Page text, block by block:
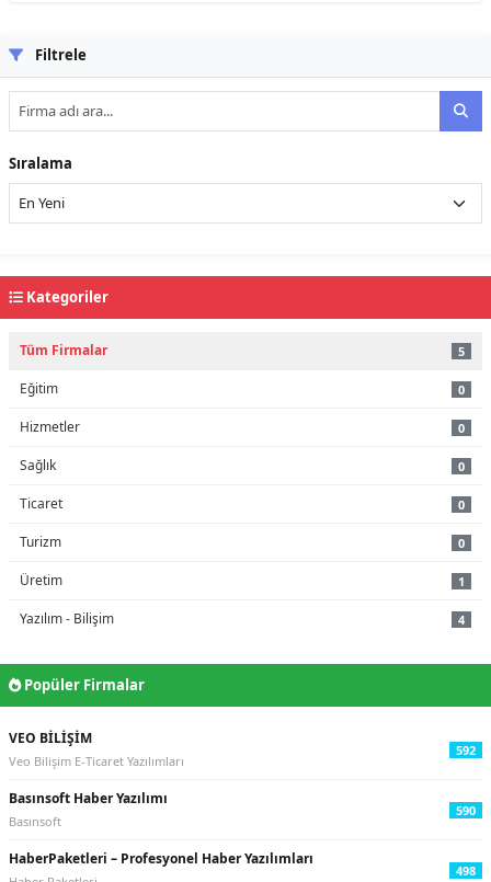
Filtrele
Sıralama
Kategoriler
Tüm Firmalar 5
Eğitim 0
Hizmetler 0
Sağlık 0
Ticaret 0
Turizm 0
Üretim 1
Yazılım - Bilişim 4
Popüler Firmalar
VEO BİLİŞİM
Veo Bilişim E-Ticaret Yazılımları
592
Basınsoft Haber Yazılımı
Basınsoft
590
HaberPaketleri – Profesyonel Haber Yazılımları
498